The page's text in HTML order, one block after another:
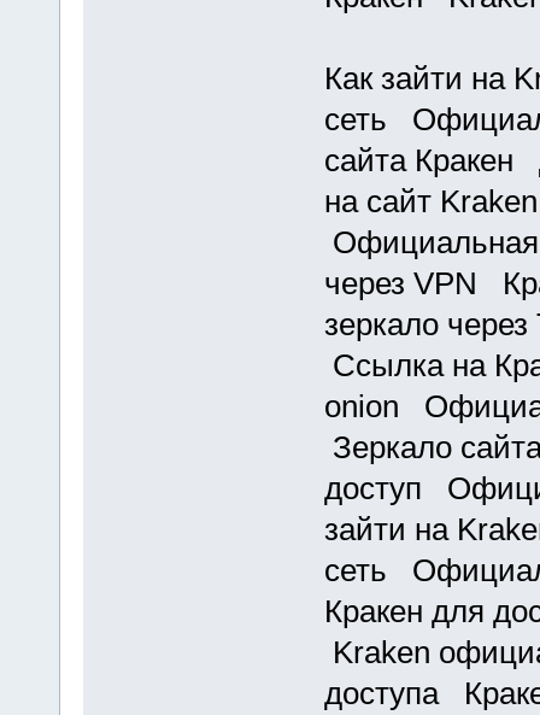
Как зайти на
сеть
сайта
на сайт
через VPN
зеркало
Ссылка на
onion
Зеркало
доступ
зайти на
сеть
Кракен для
Kraken
доступа